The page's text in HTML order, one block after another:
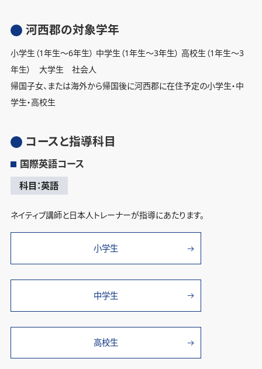
河西郡の対象学年
小学生（1年生〜6年生） 中学生（1年生〜3年生） 高校生（1年生〜3
年生） 大学生 社会人
帰国子女、または海外から帰国後に河西郡に在住予定の小学生・中
学生・高校生
コースと指導科目
国際英語コース
科目：英語
ネイティブ講師と日本人トレーナーが指導にあたります。
小学生
中学生
高校生